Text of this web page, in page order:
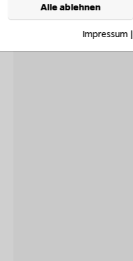
Alle ablehnen
Impressum|